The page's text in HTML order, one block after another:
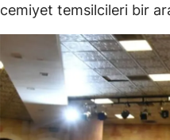
cemiyet temsilcileri bir